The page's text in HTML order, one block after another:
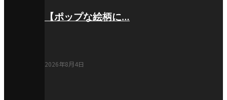
【ポップな絵柄に…
2026年8月4日